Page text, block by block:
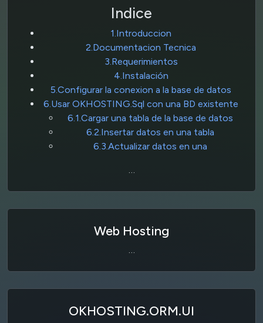
Indice
1.Introduccion
2.Documentacion Tecnica
3.Requerimientos
4.Instalación
5.Configurar la conexion a la base de datos
6.Usar OKHOSTING.Sql con una BD existente
6.1.Cargar una tabla de la base de datos
6.2.Insertar datos en una tabla
6.3.Actualizar datos en una
…
Web Hosting
…
OKHOSTING.ORM.UI